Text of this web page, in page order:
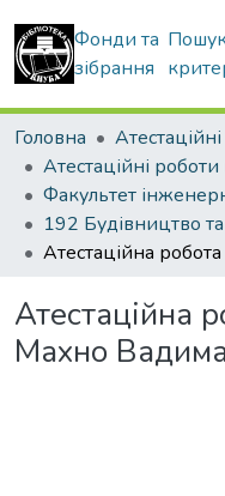
Фонди та
зібрання
Головна
Атестаційна
Махно